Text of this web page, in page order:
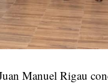
Manuel Rigau